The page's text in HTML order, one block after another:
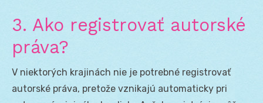
3. Ako registrovať autorské
práva?
V niektorých krajinách nie je potrebné registrovať
autorské práva, pretože vznikajú automaticky pri